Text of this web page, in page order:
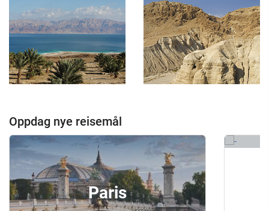
Oppdag nye reisemål
Paris